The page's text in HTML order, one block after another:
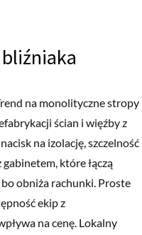
na monolityczne stropy
ścian i więźby z
na izolację, szczelność
które łączą
obniża rachunki. Proste
ekip z
na cenę. Lokalny